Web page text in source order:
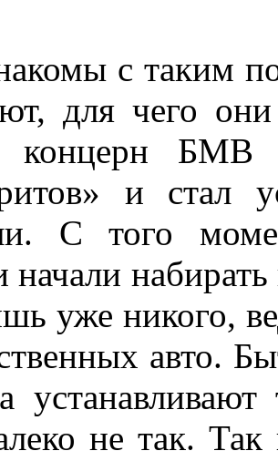
с таким
для чего
концерн БМВ
и стал
С того
начали
уже никого,
авто.
не так. Так